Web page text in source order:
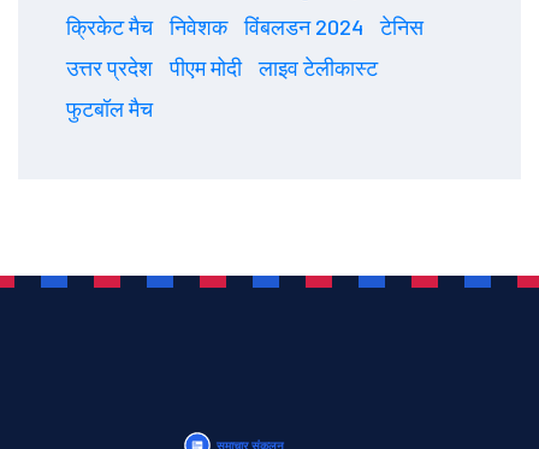
क्रिकेट मैच
निवेशक विंबलडन 2024
टेनिस
उत्तर प्रदेश
पीएम मोदी
लाइव टेलीकास्ट
फुटबॉल मैच